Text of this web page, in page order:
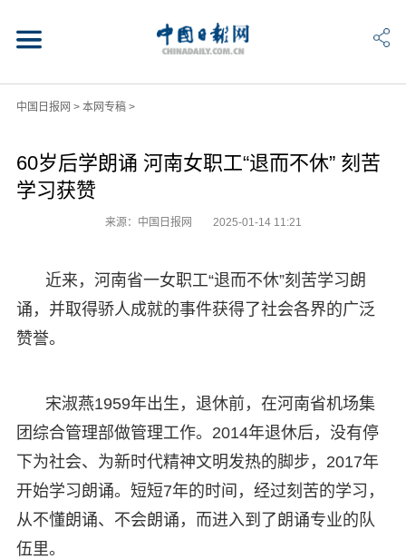
中国日报网 > 本网专稿>
60岁后学朗诵 河南女职工“退而不休” 刻苦
学习获赞
来源：中国日报网 2025-01-14 11:21
近来，河南省一女职工“退而不休”刻苦学习朗
诵，并取得骄人成就的事件获得了社会各界的广泛
赞誉。
宋淑燕1959年出生，退休前，在河南省机场集
团综合管理部做管理工作。2014年退休后，没有停
下为社会、为新时代精神文明发热的脚步，2017年
开始学习朗诵。短短7年的时间，经过刻苦的学习，
从不懂朗诵、不会朗诵，而进入到了朗诵专业的队
伍里。